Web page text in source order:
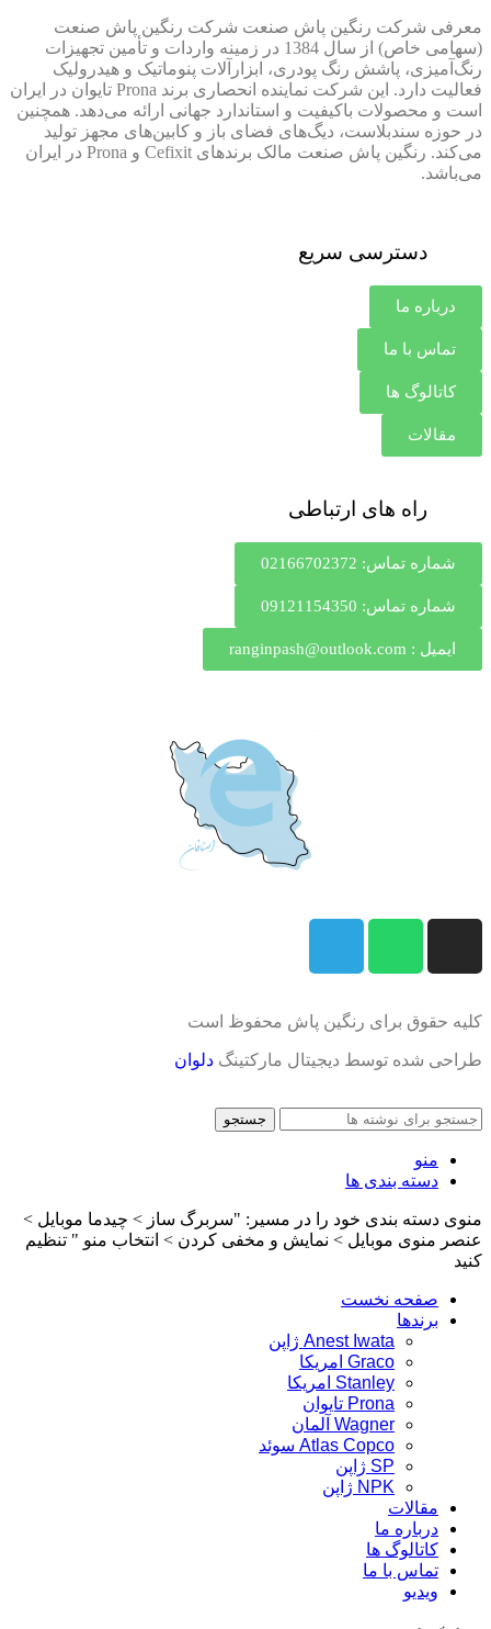
معرفی شرکت رنگین پاش صنعت شرکت رنگین پاش صنعت
(سهامی خاص) از سال 1384 در زمینه واردات و تأمین تجهیزات
رنگ‌آمیزی، پاشش رنگ پودری، ابزارآلات پنوماتیک و هیدرولیک
فعالیت دارد. این شرکت نماینده انحصاری برند Prona تایوان در ایران
است و محصولات باکیفیت و استاندارد جهانی ارائه می‌دهد. همچنین
در حوزه سندبلاست، دیگ‌های فضای باز و کابین‌های مجهز تولید
می‌کند. رنگین پاش صنعت مالک برندهای Cefixit و Prona در ایران
می‌باشد.
دسترسی سریع
درباره ما
تماس با ما
کاتالوگ ها
مقالات
راه های ارتباطی
شماره تماس: 02166702372
شماره تماس: 09121154350
ایمیل : ranginpash@outlook.com
کلیه حقوق برای رنگین پاش محفوظ است
طراحی شده توسط دیجیتال مارکتینگ دلوان
جستجو
منو
دسته بندی ها
منوی دسته بندی خود را در مسیر: "سربرگ ساز > چیدما موبایل >
عنصر منوی موبایل > نمایش و مخفی کردن > انتخاب منو " تنظیم
کنید
صفحه نخست
برندها
Anest Iwata ژاپن
Graco امریکا
Stanley امریکا
Prona تایوان
Wagner آلمان
Atlas Copco سوئد
SP ژاپن
NPK ژاپن
مقالات
درباره ما
کاتالوگ ها
تماس با ما
ویدیو